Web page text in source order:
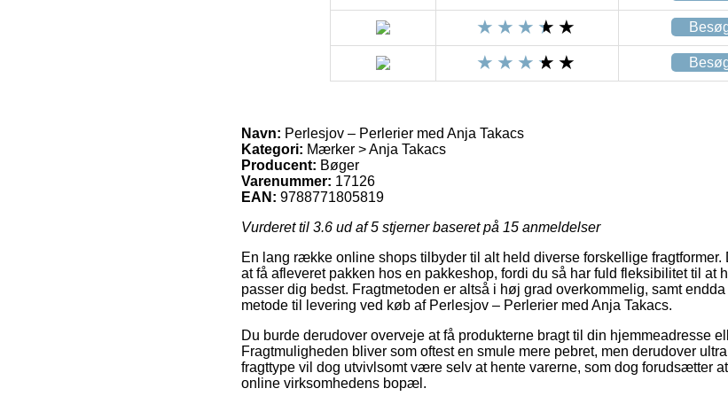
Navn: Perlesjov – Perlerier med Anja Takacs
Kategori: Mærker > Anja Takacs
Producent: Bøger
Varenummer: 17126
EAN: 9788771805819
Vurderet til 3.6 ud af 5 stjerner baseret på 15 anmeldelser
En lang række online shops tilbyder til alt held diverse forskellige
at få afleveret pakken hos en pakkeshop, fordi du så har fuld fleksibilitet til at
passer dig bedst. Fragtmetoden er altså i høj grad overkommelig, samt
metode til levering ved køb af Perlesjov – Perlerier med Anja Takacs.
Du burde derudover overveje at få produkterne bragt til din hjemmeadresse
Fragtmuligheden bliver som oftest en smule mere pebret, men derudover
fragttype vil dog utvivlsomt være selv at hente varerne, som dog forudsætter
online virksomhedens bopæl.